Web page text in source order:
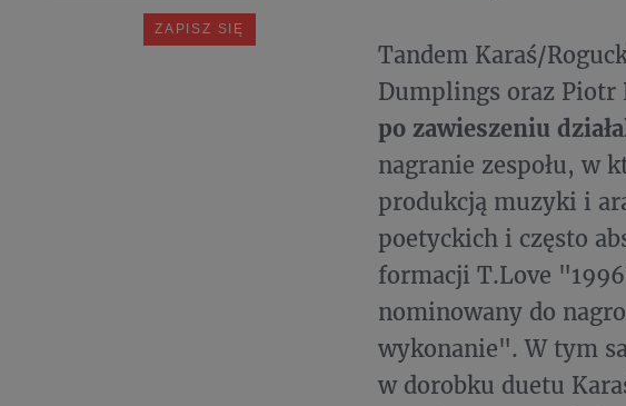
Tandem Karaś/
Dumplings oraz Piotr
po zawieszeniu
nagranie zespołu, w
produkcją muzyki i
poetyckich i często
formacji T.Love
nominowany do
wykonanie". W tym
w dorobku duetu